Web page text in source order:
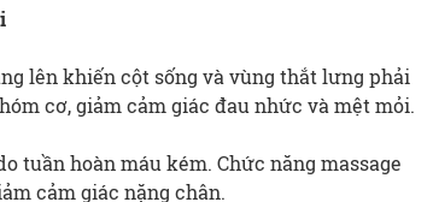
lên khiến cột sống và vùng thắt lưng phải
cơ, giảm cảm giác đau nhức và mệt mỏi.
tuần hoàn máu kém. Chức năng massage
cảm giác nặng chân.